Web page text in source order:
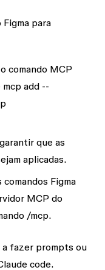
para
comando MCP
mcp add --
que as
aplicadas.
Figma
MCP do
/mcp.
a fazer prompts ou
code.